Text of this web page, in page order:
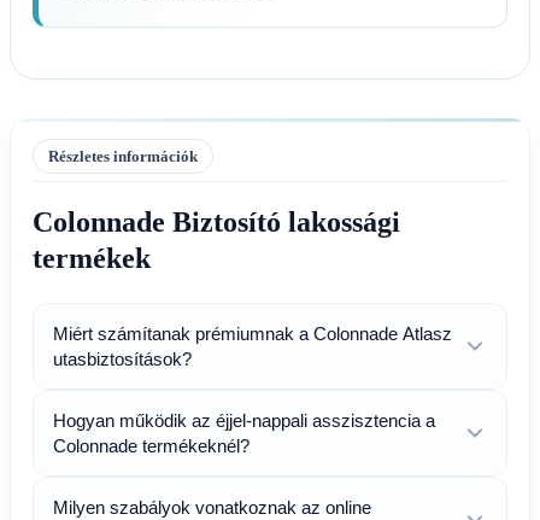
Részletes információk
Colonnade Biztosító lakossági
termékek
Miért számítanak prémiumnak a Colonnade Atlasz
utasbiztosítások?
Hogyan működik az éjjel-nappali asszisztencia a
Colonnade termékeknél?
Milyen szabályok vonatkoznak az online